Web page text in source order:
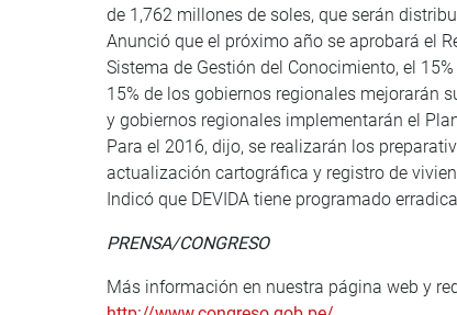
de 1,762 millones de soles, que serán
Anunció que el próximo año se aprobará el
Sistema de Gestión del Conocimiento, el
15% de los gobiernos regionales mejorarán
y gobiernos regionales implementarán el
Para el 2016, dijo, se realizarán los
actualización cartográfica y registro de
Indicó que DEVIDA tiene programado
PRENSA/CONGRESO
Más información en nuestra página web y